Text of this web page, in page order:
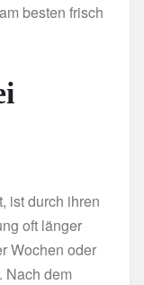
besten frisch
ist durch ihren
oft länger
Wochen oder
Nach dem